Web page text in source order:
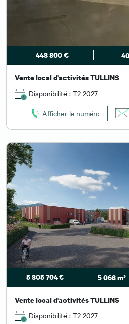
448 800 €
Vente local d'activités TULLINS
Disponibilité : T2 2027
Afficher le numéro
5 805 704 € 5 068 m²
Vente local d'activités TULLINS
Disponibilité : T2 2027